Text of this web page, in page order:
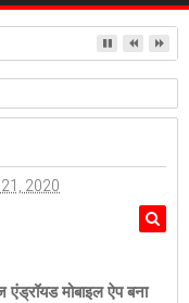
हो- शेरी लुंड
2020
एंड्रॉयड मोबाइल ऐप बना